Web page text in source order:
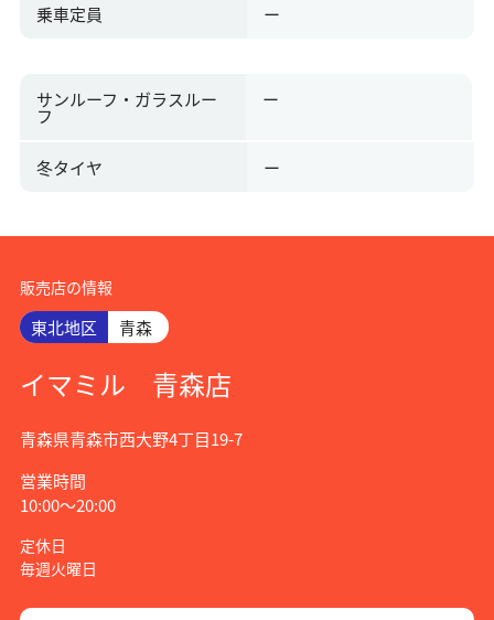
乗車定員 ー
サンルーフ・ガラスルー
フ
ー
冬タイヤ ー
販売店の情報
東北地区 青森
イマミル 青森店
青森県青森市西大野4丁目19-7
営業時間
10:00〜20:00
定休日
毎週火曜日